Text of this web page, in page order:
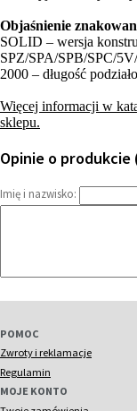
Objaśnienie
SOLID – wersja
SPZ/SPA/SPB/SPC/
2000 – długość
Więcej informacji w
sklepu.
Opinie o produkcie
Imię i nazwisko:
POMOC
Zwroty i reklamacje
Regulamin
MOJE KONTO